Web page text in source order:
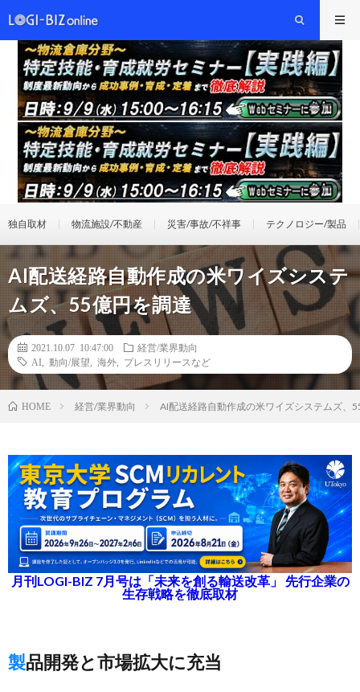
独自取材 物流施設/不動産 災害/事故/不祥事 テクノロジー/製品
AI配送経路自動作成の米ワイズシステ
ムズ、55億円を調達
2021.10.07 10:47:00
経営/業界動向
AI
動向/展望 海外 プレスリリースなど
HOME 経営/業界動向 AI配送経路自動作成の米ワイズシステムズ、
月刊LOGI-BIZ 7月号は「未来を創る輸送改革」 先行企業の
生存戦略を徹底取材
製品開発と市場拡大に充当